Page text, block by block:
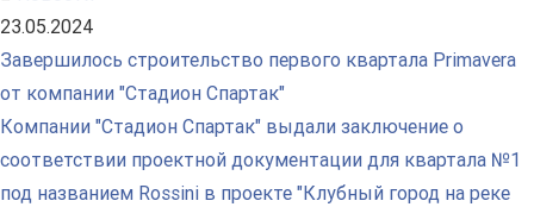
23.05.2024
Завершилось строительство первого квартала Primavera
от компании "Стадион Спартак"
Компании "Стадион Спартак" выдали заключение о
соответствии проектной документации для квартала №1
под названием Rossini в проекте "Клубный город на реке